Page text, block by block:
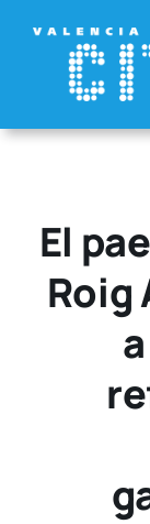
contenido
El
Roig